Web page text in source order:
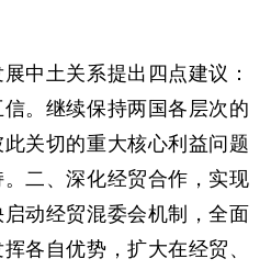
土关系提出四点建议：
。继续保持两国各层次的
关切的重大核心利益问题
二、深化经贸合作，实现
动经贸混委会机制，全面
各自优势，扩大在经贸、